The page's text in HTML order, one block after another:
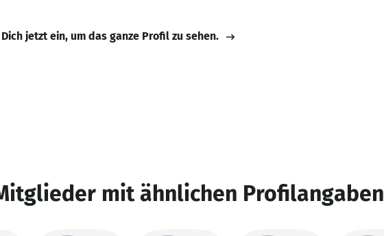
Dich jetzt ein, um das ganze Profil zu sehen.
mit ähnlichen Profilangaben